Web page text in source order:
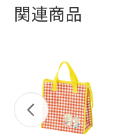
関連商品